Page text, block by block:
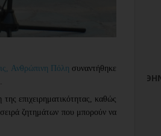
Ανθρώπινη Πόλη συναντήθηκε
.
επιχειρηματικότητας, καθώς
ζητημάτων που μπορούν να